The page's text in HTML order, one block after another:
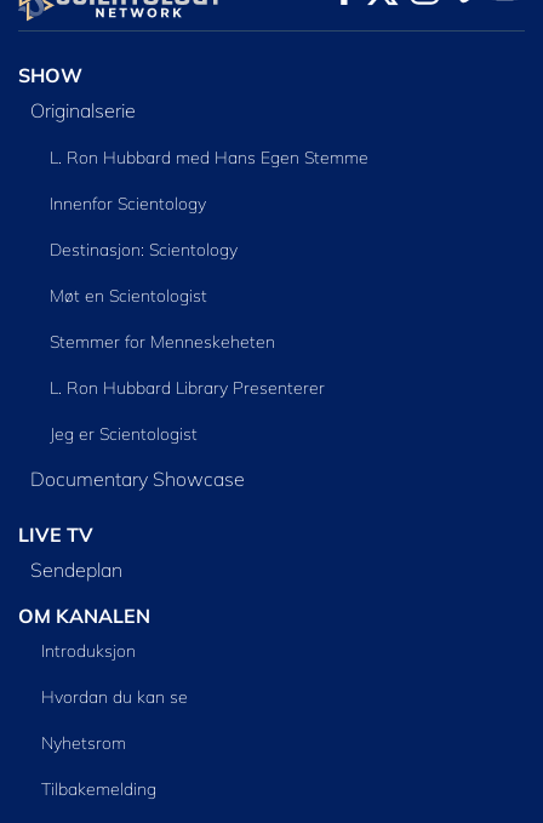
SHOW
Originalserie
L. Ron Hubbard med Hans Egen Stemme
Innenfor Scientology
Destinasjon: Scientology
Møt en Scientologist
Stemmer for Menneskeheten
L. Ron Hubbard Library Presenterer
Jeg er Scientologist
Documentary Showcase
LIVE TV
Sendeplan
OM KANALEN
Introduksjon
Hvordan du kan se
Nyhetsrom
Tilbakemelding